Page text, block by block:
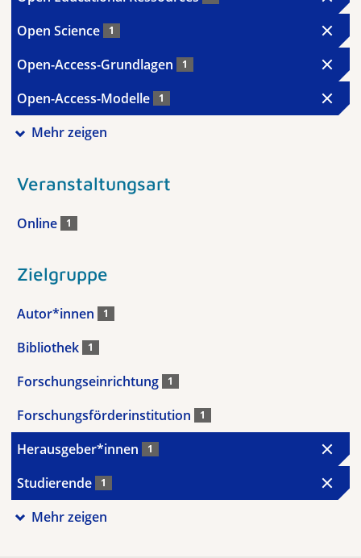
Open Science 1
Open-Access-Grundlagen 1
Open-Access-Modelle 1
Mehr zeigen
Veranstaltungsart
Online 1
Zielgruppe
Autor*innen 1
Bibliothek 1
Forschungseinrichtung 1
Forschungsförderinstitution 1
Herausgeber*innen 1
Studierende 1
Mehr zeigen